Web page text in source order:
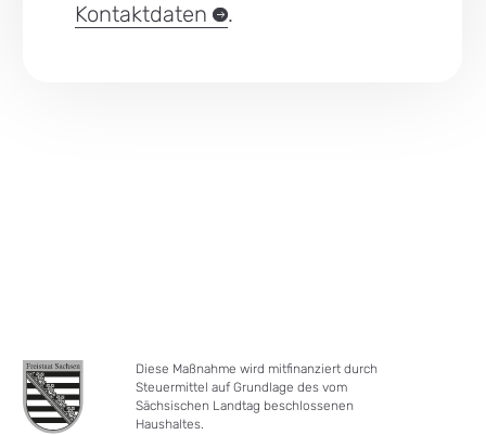
Kontaktdaten
.
Diese Maßnahme wird mitfinanziert durch
Steuermittel auf Grundlage des vom
Sächsischen Landtag beschlossenen
Haushaltes.